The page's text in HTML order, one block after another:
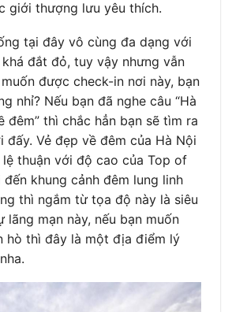
giới thượng lưu yêu thích.
tại đây vô cùng đa dạng với
đắt đỏ, tuy vậy nhưng vẫn
được check-in nơi này, bạn
nhỉ? Nếu bạn đã nghe câu “Hà
đêm” thì chắc hẳn bạn sẽ tìm ra
Vẻ đẹp về đêm của Hà Nội
thuận với độ cao của Top of
đến khung cảnh đêm lung linh
thì ngắm từ tọa độ này là siêu
lãng mạn này, nếu bạn muốn
hò thì đây là một địa điểm lý